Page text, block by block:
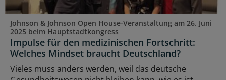
Johnson & Johnson Open House-Veranstaltung am 26. Juni
2025 beim Hauptstadtkongress
Impulse für den medizinischen Fortschritt:
Welches Mindset braucht Deutschland?
Vieles muss anders werden, weil das deutsche